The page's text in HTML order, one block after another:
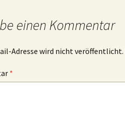
einen Kommentar
Adresse wird nicht veröffentlicht.
*